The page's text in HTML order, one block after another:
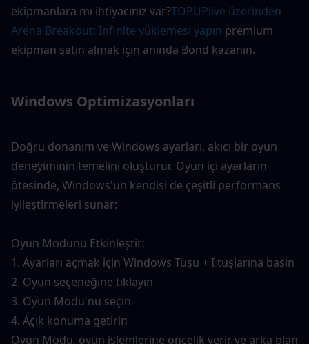
ekipmanlara mı ihtiyacınız var?TOPUPlive üzerinden
Arena Breakout: Infinite yüklemesi yapın premium
ekipman satın almak için anında Bond kazanın.
Windows Optimizasyonları
Doğru donanım ve Windows ayarları, akıcı bir oyun
deneyiminin temelini oluşturur. Oyun içi ayarların
ötesinde, Windows'un kendisi de çeşitli performans
iyileştirmeleri sunar:
Oyun Modunu Etkinleştir:
1. Ayarları açmak için Windows Tuşu + I tuşlarına basın
2. Oyun seçeneğine tıklayın
3. Oyun Modu'nu seçin
4. Açık konuma getirin
Oyun Modu, oyun işlemlerine öncelik verir ve arka plan